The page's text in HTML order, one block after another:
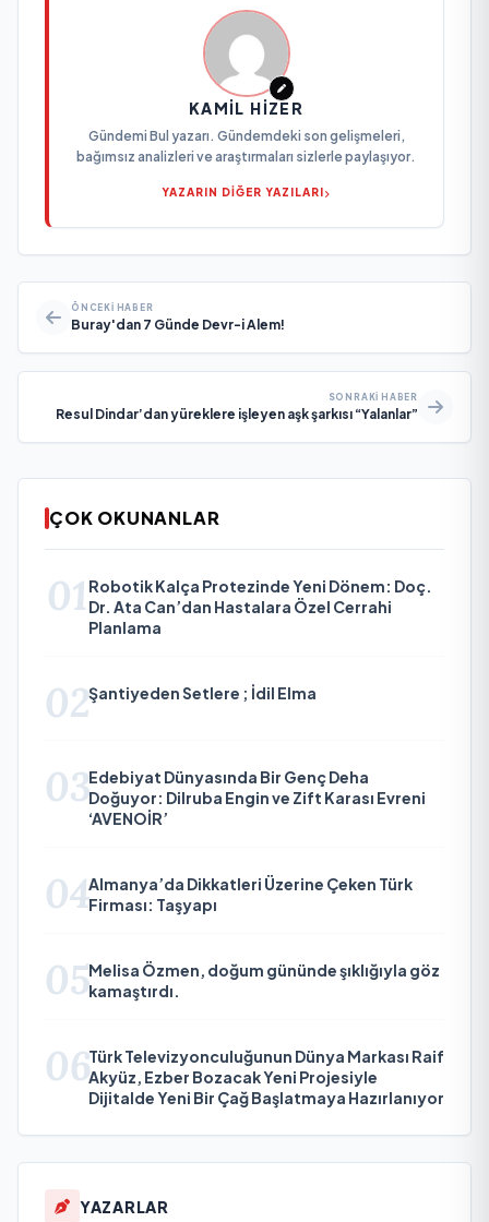
KAMIL HIZER
Gündemi Bul yazarı. Gündemdeki son gelişmeleri,
bağımsız analizleri ve araştırmaları sizlerle paylaşıyor.
YAZARIN DİĞER YAZILARI
ÖNCEKI HABER
Buray'dan 7 Günde Devr-i Alem!
SONRAKI HABER
Resul Dindar’dan yüreklere işleyen aşk şarkısı “Yalanlar”
ÇOK OKUNANLAR
01 Robotik Kalça Protezinde Yeni Dönem: Doç.
Dr. Ata Can’dan Hastalara Özel Cerrahi
Planlama
02Şantiyeden Setlere ; İdil Elma
03Edebiyat Dünyasında Bir Genç Deha
Doğuyor: Dilruba Engin ve Zift Karası Evreni
‘AVENOİR’
04Almanya’da Dikkatleri Üzerine Çeken Türk
Firması: Taşyapı
05Melisa Özmen, doğum gününde şıklığıyla göz
kamaştırdı.
06Türk Televizyonculuğunun Dünya Markası Raif
Akyüz, Ezber Bozacak Yeni Projesiyle
Dijitalde Yeni Bir Çağ Başlatmaya Hazırlanıyor
YAZARLAR